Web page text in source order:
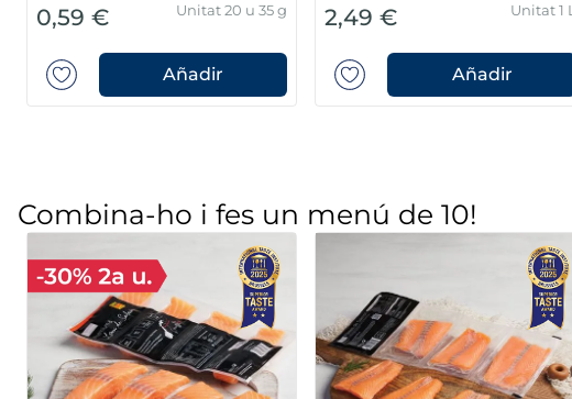
3,99 € Unitat 1L
Añadir
2,49 € Unitat 1 L
Añadir
Combina-ho i fes un menú de 10!
Musclo d'origen nacional al
seu suc